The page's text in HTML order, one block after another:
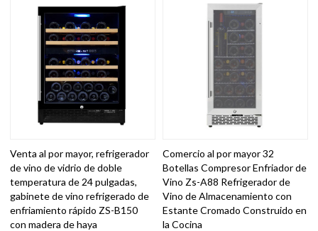
Venta al por mayor, refrigerador
de vino de vidrio de doble
temperatura de 24 pulgadas,
gabinete de vino refrigerado de
enfriamiento rápido ZS-B150
con madera de haya
Comercio al por mayor 32
Botellas Compresor Enfriador de
Vino Zs-A88 Refrigerador de
Vino de Almacenamiento con
Estante Cromado Construido en
la Cocina